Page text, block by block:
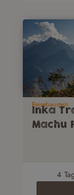
Reisebaustein
Inka
Machu
4